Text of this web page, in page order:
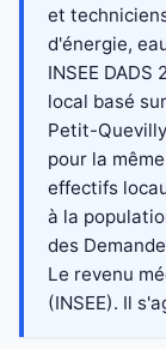
et
d'énergie,
INSEE
local basé
Petit-
pour la
effectifs
à la
des
Le revenu
(INSEE). Il